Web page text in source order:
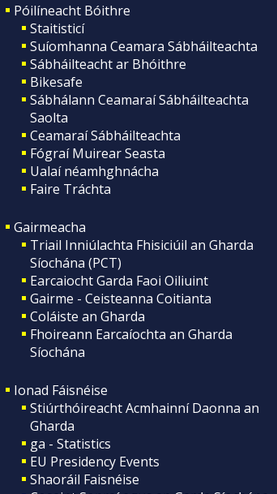
Póilíneacht Bóithre
Staitisticí
Suíomhanna Ceamara Sábháilteachta
Sábháilteacht ar Bhóithre
Bikesafe
Sábhálann Ceamaraí Sábháilteachta
Saolta
Ceamaraí Sábháilteachta
Fógraí Muirear Seasta
Ualaí néamhghnácha
Faire Tráchta
Gairmeacha
Triail Inniúlachta Fhisiciúil an Gharda
Síochána (PCT)
Earcaiocht Garda Faoi Oiliuint
Gairme - Ceisteanna Coitianta
Coláiste an Gharda
Fhoireann Earcaíochta an Gharda
Síochána
Ionad Fáisnéise
Stiúrthóireacht Acmhainní Daonna an
Gharda
ga - Statistics
EU Presidency Events
Shaoráil Faisnéise